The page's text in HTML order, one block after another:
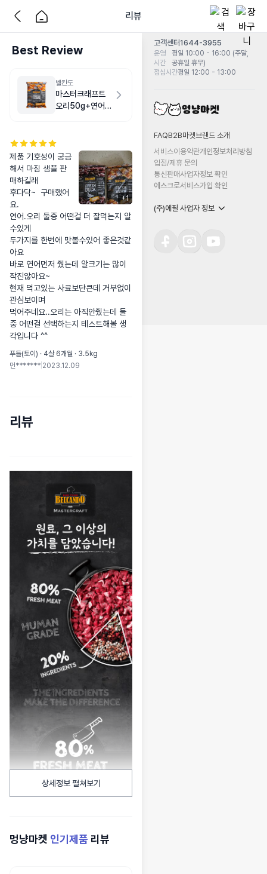
리뷰
Best Review
벨칸도
마스터크래프트
오리50g+연어
+1
제품 기호성이 궁금
해서 마침 샘플 판
매하길래
후다닥~  구매했어
요.
연어.오리 둘중 어떤걸 더 잘먹는지 알
수있게
두가지를 한번에 맛볼수있어 좋은것같
아요
바로 연어먼저 줬는데 알크기는 많이
작진않아요~
현재 먹고있는 사료보단큰데 거부없이
관심보이며
먹어주네요..오리는 아직안줬는데 둘
중 어떤걸 선택하는지 테스트해볼 생
각입니다 ^^
푸들(토이) · 4살 6개월 · 3.5kg
먼******* 2023.12.09
리뷰
상세정보 펼쳐보기
멍냥마켓 인기제품 리뷰
고객센터1644-3955
운영
시간
평일 10:00 - 16:00 (주말,
공휴일 휴무)
점심시간평일 12:00 - 13:00
FAQB2B마켓 브랜드 소개
서비스이용약관개인정보처리방침
입점/제휴 문의
통신판매사업자정보 확인
에스크로서비스가입 확인
(주)에필 사업자 정보